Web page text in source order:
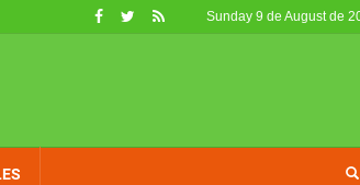
Sunday 9 de August de